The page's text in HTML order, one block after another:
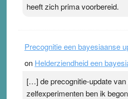
heeft zich prima voorbereid.
Precognitie een bayesiaanse
on Helderziendheid een
[…] de precognitie-update
zelfexperimenten ben ik